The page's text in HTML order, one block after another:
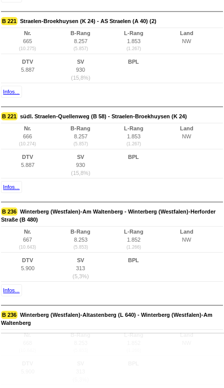
B 221 Straelen-Broekhuysen (K 24) - AS Straelen (A 40) (2)
Nr.
665
(10.275)
B-Rang
8.257
(5.857)
L-Rang
1.853
(1.267)
Land
NW
DTV
5.887
SV
930
(15,8%)
BPL
Infos...
B 221 südl. Straelen-Quellenweg (B 58) - Straelen-Broekhuysen (K 24)
Nr.
666
(10.274)
B-Rang
8.257
(5.857)
L-Rang
1.853
(1.267)
Land
NW
DTV
5.887
SV
930
(15,8%)
BPL
Infos...
B 236 Winterberg (Westfalen)-Am Waltenberg - Winterberg (Westfalen)-Herforder
Straße (B 480)
Nr.
667
(10.643)
B-Rang
8.253
(5.853)
L-Rang
1.852
(1.266)
Land
NW
DTV
5.900
SV
313
(5,3%)
BPL
Infos...
B 236 Winterberg (Westfalen)-Altastenberg (L 640) - Winterberg (Westfalen)-Am
Waltenberg
Nr.
B-Rang
L-Rang
Land